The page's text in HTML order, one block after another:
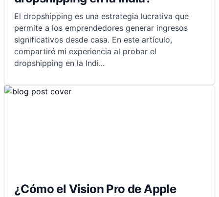
El dropshipping es una estrategia lucrativa que
permite a los emprendedores generar ingresos
significativos desde casa. En este artículo,
compartiré mi experiencia al probar el
dropshipping en la Indi...
¿Cómo el Vision Pro de Apple